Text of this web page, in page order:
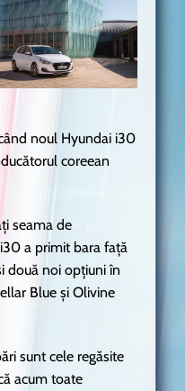
noul Hyundai i30
coreean
seama de
a primit bara față
două noi opțiuni în
Blue și Olivine
sunt cele regăsite
acum toate